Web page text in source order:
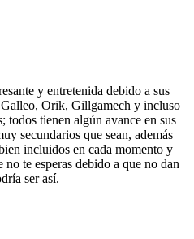
y entretenida debido a sus
Orik, Gillgamech y incluso
todos tienen algún avance en sus
secundarios que sean, además
incluidos en cada momento y
te esperas debido a que no dan
ser así.